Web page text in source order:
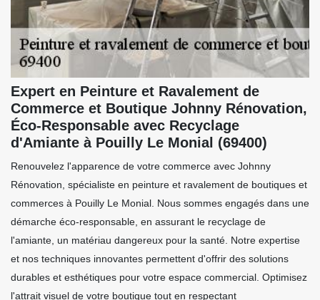
Expert en Peinture et Ravalement de
Commerce et Boutique Johnny Rénovation,
Éco-Responsable avec Recyclage
d'Amiante à Pouilly Le Monial (69400)
Renouvelez l'apparence de votre commerce avec Johnny
Rénovation, spécialiste en peinture et ravalement de boutiques et
commerces à Pouilly Le Monial. Nous sommes engagés dans une
démarche éco-responsable, en assurant le recyclage de
l'amiante, un matériau dangereux pour la santé. Notre expertise
et nos techniques innovantes permettent d'offrir des solutions
durables et esthétiques pour votre espace commercial. Optimisez
l'attrait visuel de votre boutique tout en respectant